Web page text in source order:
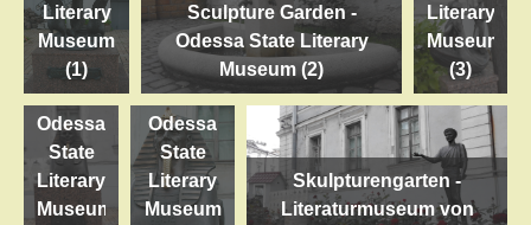
Literary
Museum
(1)
Sculpture Garden -
Odessa State Literary
Museum (2)
Literary
Museum
(3)
Sculpture
Garden
-
Odessa
State
Literary
Museum
Sculpture
Garden -
Odessa
State
Literary
Museum
Skulpturengarten -
Literaturmuseum von